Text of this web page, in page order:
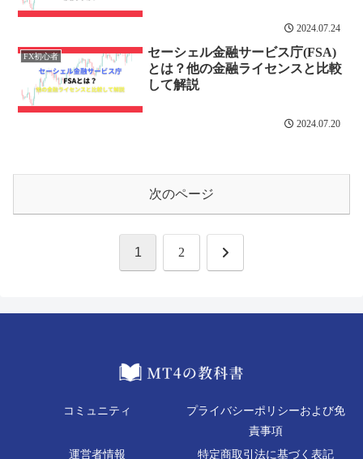
2024.07.24
FX初心者
セーシェル金融サービス庁(FSA)
とは？他の金融ライセンスと比較
して解説
2024.07.20
次のページ
1 2 次
コミュニティ
プライバシーポリシーおよび免
責事項
運営者情報
特定商取引法に基づく表記